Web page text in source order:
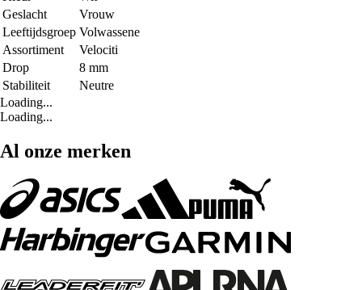
Geslacht
Vrouw
Leeftijdsgroep Volwassene
Assortiment
Velociti
Drop
8 mm
Stabiliteit
Neutre
Loading...
Loading...
Al onze merken